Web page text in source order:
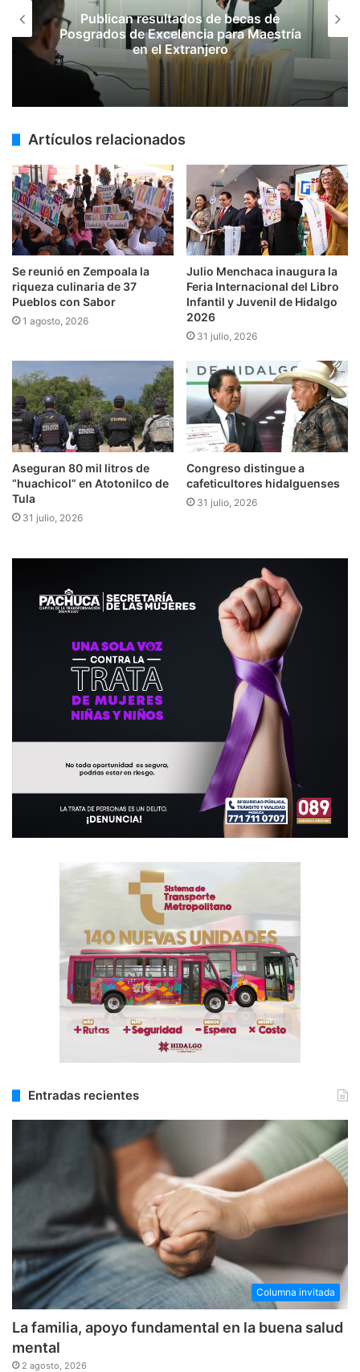
Publican resultados de becas de
Posgrados de Excelencia para Maestría
en el Extranjero
Artículos relacionados
Se reunió en Zempoala la
riqueza culinaria de 37
Pueblos con Sabor
1 agosto, 2026
Julio Menchaca inaugura la
Feria Internacional del Libro
Infantil y Juvenil de Hidalgo
2026
31 julio, 2026
Aseguran 80 mil litros de
“huachicol” en Atotonilco de
Tula
31 julio, 2026
Congreso distingue a
cafeticultores hidalguenses
31 julio, 2026
Entradas recientes
Columna invitada
La familia, apoyo fundamental en la buena salud
mental
2 agosto, 2026